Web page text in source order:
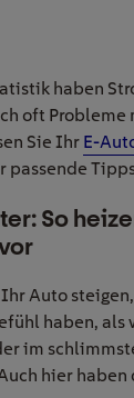
haben
oft Probleme
Sie Ihr E-
passende
So
Auto
haben, als
im
hier